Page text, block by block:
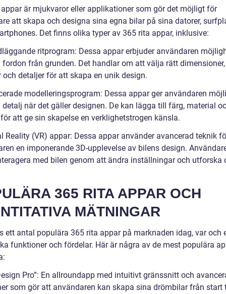
är mjukvaror eller applikationer som gör det möjligt för
att skapa och designa sina egna bilar på sina datorer,
Det finns olika typer av 365 rita appar, inklusive:
ritprogram: Dessa appar erbjuder användaren
fordon från grunden. Det handlar om att välja rätt dimensioner,
och detaljer för att skapa en unik design.
modelleringsprogram: Dessa appar ger användaren
detalj när det gäller designen. De kan lägga till färg, material
att ge sin skapelse en verklighetstrogen känsla.
Reality (VR) appar: Dessa appar använder avancerad teknik
en imponerande 3D-upplevelse av bilens design.
med bilen genom att ändra inställningar och utforska
365 RITA APPAR OCH
MÄTNINGAR
ett antal populära 365 rita appar på marknaden idag, var och
funktioner och fördelar. Här är några av de mest populära
Pro”: En allroundapp med intuitivt gränssnitt och
som gör att användaren kan skapa sina drömbilar från start